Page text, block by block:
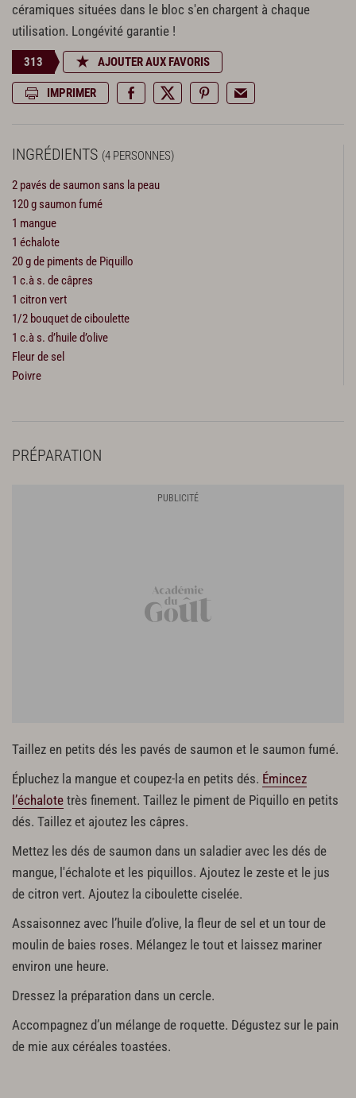
céramiques situées dans le bloc s'en chargent à chaque
utilisation. Longévité garantie !
313 AJOUTER AUX FAVORIS
IMPRIMER
INGRÉDIENTS (4 PERSONNES)
2 pavés de saumon sans la peau
120 g saumon fumé
1 mangue
1 échalote
20 g de piments de Piquillo
1 c.à s. de câpres
1 citron vert
1/2 bouquet de ciboulette
1 c.à s. d’huile d’olive
Fleur de sel
Poivre
PRÉPARATION
Taillez en petits dés les pavés de saumon et le saumon fumé.
Épluchez la mangue et coupez-la en petits dés. Émincez
l’échalote très finement. Taillez le piment de Piquillo en petits
dés. Taillez et ajoutez les câpres.
Mettez les dés de saumon dans un saladier avec les dés de
mangue, l'échalote et les piquillos. Ajoutez le zeste et le jus
de citron vert. Ajoutez la ciboulette ciselée.
Assaisonnez avec l’huile d’olive, la fleur de sel et un tour de
moulin de baies roses. Mélangez le tout et laissez mariner
environ une heure.
Dressez la préparation dans un cercle.
Accompagnez d’un mélange de roquette. Dégustez sur le pain
de mie aux céréales toastées.